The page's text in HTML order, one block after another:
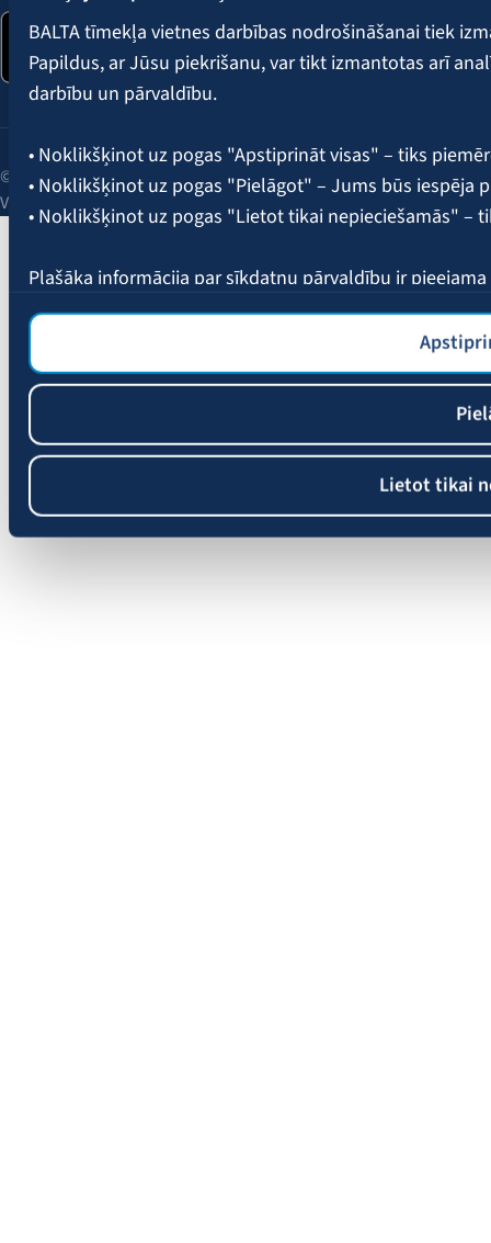
BALTA tīmekļa vietnes darbības nodrošināšanai tiek
Papildus, ar Jūsu piekrišanu, var tikt izmantotas arī
darbību un pārvaldību.
• Noklikšķinot uz pogas "Apstiprināt visas" – tiks
• Noklikšķinot uz pogas "Pielāgot" – Jums būs iespēja
• Noklikšķinot uz pogas "Lietot tikai nepieciešamās" –
Plašāka informācija par sīkdatņu pārvaldību ir pieejama
Lietot tikai
© 2026 AAS BALTA | Skanstes iela 25, Rīga, LV-1013, Latvija.
Vienotais reģ. Nr. 40003049409.